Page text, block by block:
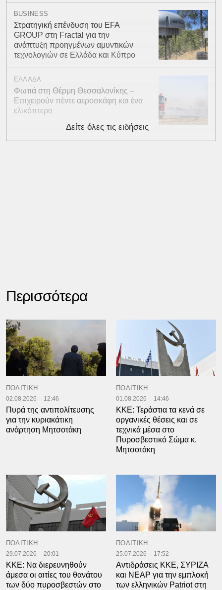
BUSINESS
Στρατηγική επένδυση του EFA
GROUP στη Fractal για την
ανάπτυξη προηγμένων αμυντικών
τεχνολογιών σε Ελλάδα και Κύπρο
ΕΛΛΑΔΑ
Φωτιά στη Θέρμη Θεσσαλονίκης –
Επιχειρούν πέντε αεροσκάφη και ένα
ελικόπτερο
Δείτε όλες τις ειδήσεις
Περισσότερα
ΠΟΛΙΤΙΚΗ
02.08.2026 12:46
Πυρά της αντιπολίτευσης
για την κυριακάτικη
ανάρτηση Μητσοτάκη
ΠΟΛΙΤΙΚΗ
01.08.2026 14:46
ΚΚΕ: Τεράστια τα κενά σε
οργανικές θέσεις και σε
τεχνικά μέσα στο
Πυροσβεστικό Σώμα κ.
Μητσοτάκη
ΠΟΛΙΤΙΚΗ
29.07.2026 20:01
ΚΚΕ: Να διερευνηθούν
άμεσα οι αιτίες του θανάτου
των δύο πυροσβεστών στο
ΠΟΛΙΤΙΚΗ
25.07.2026 17:52
Αντιδράσεις ΚΚΕ, ΣΥΡΙΖΑ
και ΝΕΑΡ για την εμπλοκή
των ελληνικών Patriot στη